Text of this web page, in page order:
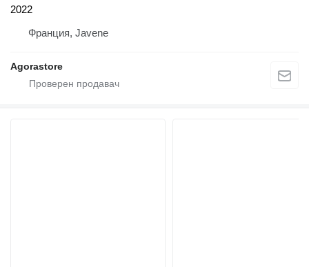
2022
Франция, Javene
Agorastore